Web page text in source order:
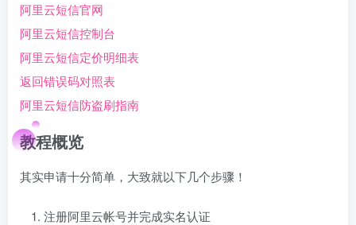
阿里云短信官网
阿里云短信控制台
阿里云短信定价明细表
返回错误码对照表
阿里云短信防盗刷指南
教程概览
其实申请十分简单，大致就以下几个步骤！
注册阿里云帐号并完成实名认证